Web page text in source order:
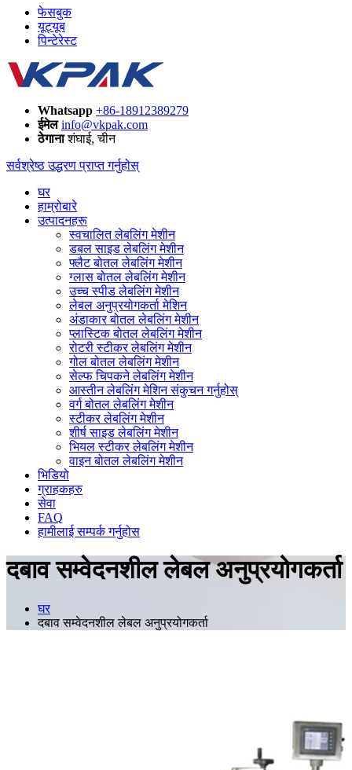
फेसबुक
यूट्यूब
पिन्टेरेस्ट
Whatsapp +86-18912389279
ईमेल info@vkpak.com
ठेगानाशंघाई, चीन
सर्वश्रेष्ठ उद्धरण प्राप्त गर्नुहोस्
घर
हाम्रोबारे
उत्पादनहरू
स्वचालित लेबलिंग मेशीन
डबल साइड लेबलिंग मेशीन
फ्लैट बोतल लेबलिंग मेशीन
ग्लास बोतल लेबलिंग मेशीन
उच्च स्पीड लेबलिंग मेशीन
लेबल अनुप्रयोगकर्ता मेशिन
अंडाकार बोतल लेबलिंग मेशीन
प्लास्टिक बोतल लेबलिंग मेशीन
रोटरी स्टीकर लेबलिंग मेशीन
गोल बोतल लेबलिंग मेशीन
सेल्फ चिपकने लेबलिंग मेशीन
आस्तीन लेबलिंग मेशिन संकुचन गर्नुहोस्
वर्ग बोतल लेबलिंग मेशीन
स्टीकर लेबलिंग मेशीन
शीर्ष साइड लेबलिंग मेशीन
भियल स्टीकर लेबलिंग मेशीन
वाइन बोतल लेबलिंग मेशीन
भिडियो
ग्राहकहरु
सेवा
FAQ
हामीलाई सम्पर्क गर्नुहोस
दबाव सम्वेदनशील लेबल अनुप्रयोगकर्ता
घर
दबाव सम्वेदनशील लेबल अनुप्रयोगकर्ता